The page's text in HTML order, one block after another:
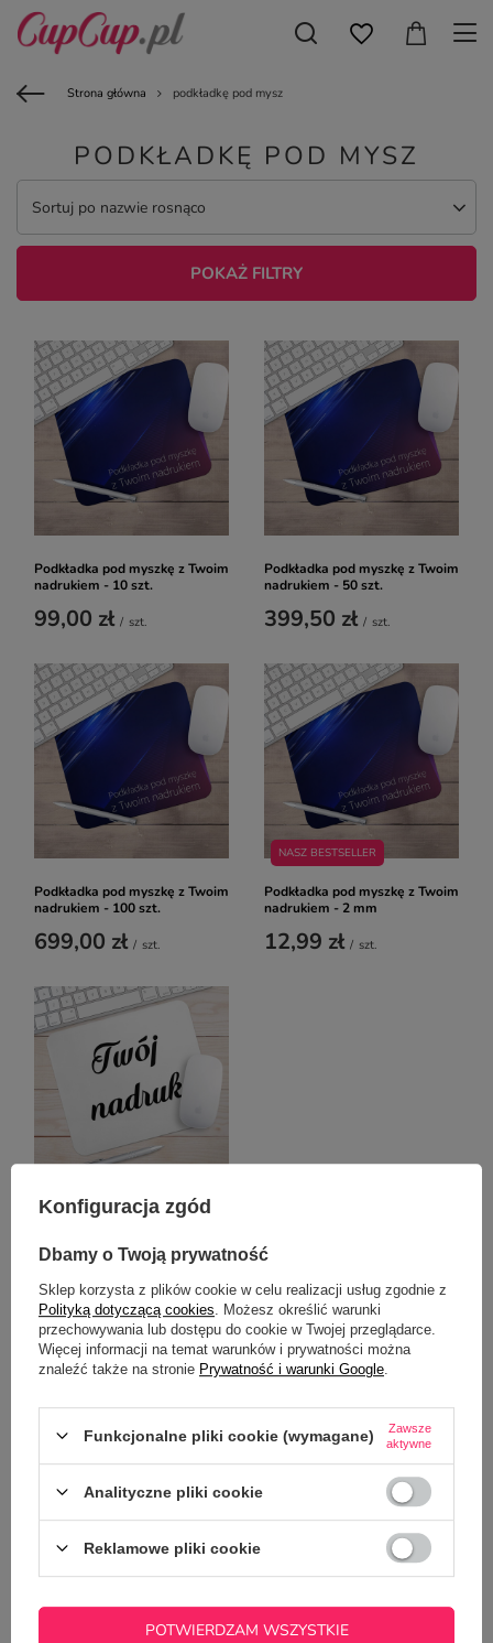
Strona główna podkładkę pod mysz
PODKŁADKĘ POD MYSZ
Sortuj po nazwie rosnąco
POKAŻ FILTRY
Podkładka pod myszkę z Twoim
nadrukiem - 10 szt.
99,00 zł / szt.
Podkładka pod myszkę z Twoim
nadrukiem - 50 szt.
399,50 zł / szt.
Podkładka pod myszkę z Twoim
nadrukiem - 100 szt.
699,00 zł / szt.
NASZ BESTSELLER
Podkładka pod myszkę z Twoim
nadrukiem - 2 mm
12,99 zł / szt.
Podkładka pod myszkę z Twoim
14,99 zł
RZUĆ OKIEM NA TO
Termiczny
nadrukiem
85,00 zł
Konfiguracja zgód
Dbamy o Twoją prywatność
Sklep korzysta z plików cookie w celu realizacji usług zgodnie z
Polityką dotyczącą cookies . Możesz określić warunki
przechowywania lub dostępu do cookie w Twojej przeglądarce.
Więcej informacji na temat warunków i prywatności można
znaleźć także na stronie Prywatność i warunki Google
Funkcjonalne pliki cookie (wymagane)
Zawsze
aktywne
Analityczne pliki cookie
Reklamowe pliki cookie
POTWIERDZAM WSZYSTKIE